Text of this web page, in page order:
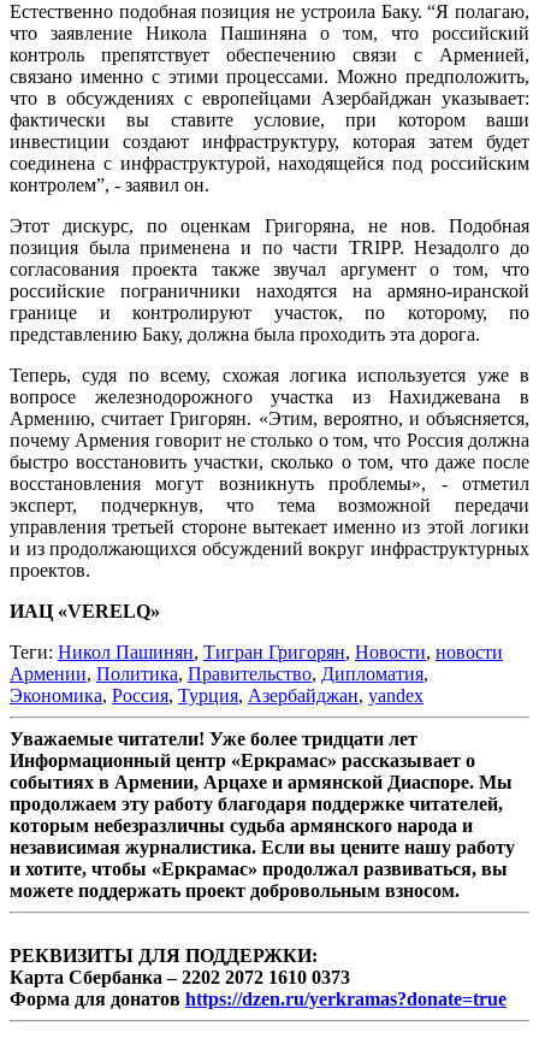
Естественно подобная позиция не устроила Баку. “Я полагаю,
что заявление Никола Пашиняна о том, что российский
контроль препятствует обеспечению связи с Арменией,
связано именно с этими процессами. Можно предположить,
что в обсуждениях с европейцами Азербайджан указывает:
фактически вы ставите условие, при котором ваши
инвестиции создают инфраструктуру, которая затем будет
соединена с инфраструктурой, находящейся под российским
контролем”, - заявил он.
Этот дискурс, по оценкам Григоряна, не нов. Подобная
позиция была применена и по части TRIPP. Незадолго до
согласования проекта также звучал аргумент о том, что
российские пограничники находятся на армяно-иранской
границе и контролируют участок, по которому, по
представлению Баку, должна была проходить эта дорога.
Теперь, судя по всему, схожая логика используется уже в
вопросе железнодорожного участка из Нахиджевана в
Армению, считает Григорян. «Этим, вероятно, и объясняется,
почему Армения говорит не столько о том, что Россия должна
быстро восстановить участки, сколько о том, что даже после
восстановления могут возникнуть проблемы», - отметил
эксперт, подчеркнув, что тема возможной передачи
управления третьей стороне вытекает именно из этой логики
и из продолжающихся обсуждений вокруг инфраструктурных
проектов.
ИАЦ «VERELQ»
Теги: Никол Пашинян, Тигран Григорян, Новости, новости
Армении, Политика, Правительство, Дипломатия,
Экономика, Россия, Турция, Азербайджан, yandex
Уважаемые читатели! Уже более тридцати лет
Информационный центр «Еркрамас» рассказывает о
событиях в Армении, Арцахе и армянской Диаспоре. Мы
продолжаем эту работу благодаря поддержке читателей,
которым небезразличны судьба армянского народа и
независимая журналистика. Если вы цените нашу работу
и хотите, чтобы «Еркрамас» продолжал развиваться, вы
можете поддержать проект добровольным взносом.
РЕКВИЗИТЫ ДЛЯ ПОДДЕРЖКИ:
Карта Сбербанка – 2202 2072 1610 0373
Форма для донатов https://dzen.ru/yerkramas?donate=true